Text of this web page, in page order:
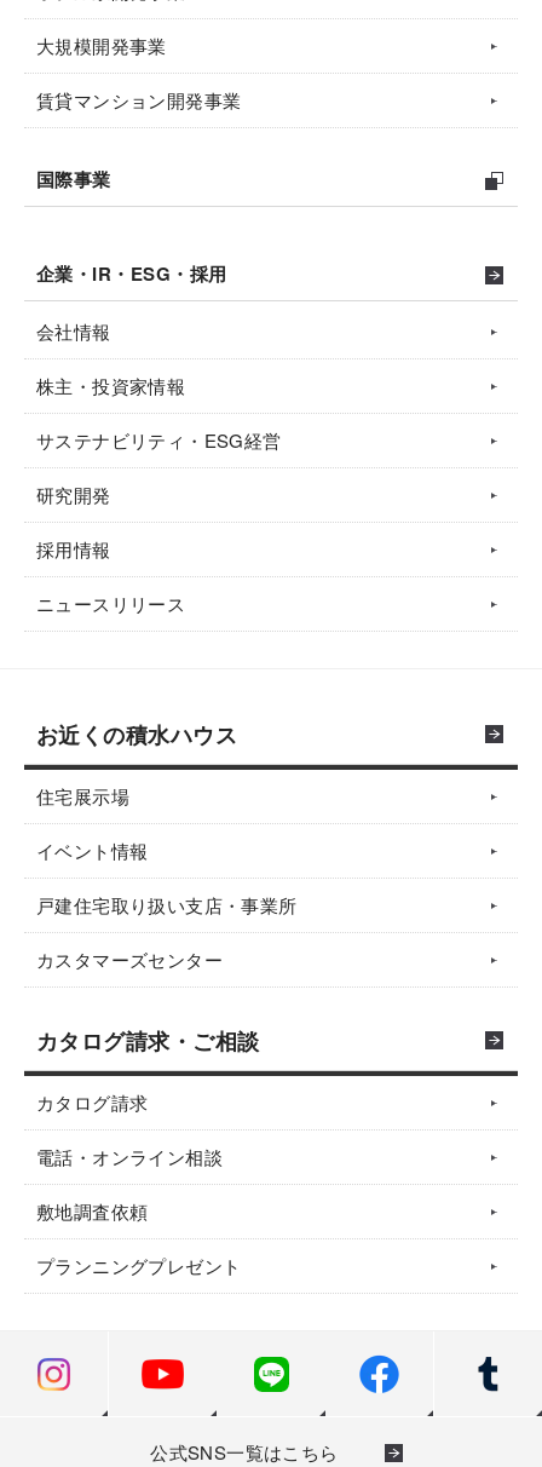
大規模開発事業
賃貸マンション開発事業
国際事業
企業・IR・ESG・採用
会社情報
株主・投資家情報
サステナビリティ・ESG経営
研究開発
採用情報
ニュースリリース
お近くの積水ハウス
住宅展示場
イベント情報
戸建住宅取り扱い支店・事業所
カスタマーズセンター
カタログ請求・ご相談
カタログ請求
電話・オンライン相談
敷地調査依頼
プランニングプレゼント
公式SNS一覧はこちら